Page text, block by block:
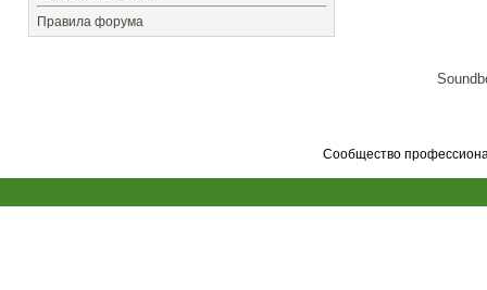
Правила форума
Сообщество